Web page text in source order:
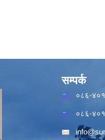
सम्पर्क
०८६-
०८६-